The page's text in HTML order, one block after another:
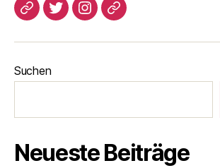
blogspotTwitterInstagramPinterest
Suchen
Neueste Beiträge